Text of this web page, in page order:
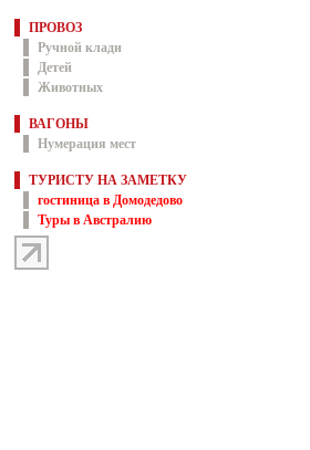
ПРОВОЗ
Ручной клади
Детей
Животных
ВАГОНЫ
Нумерация мест
ТУРИСТУ НА ЗАМЕТКУ
гостиница в Домодедово
Туры в Австралию